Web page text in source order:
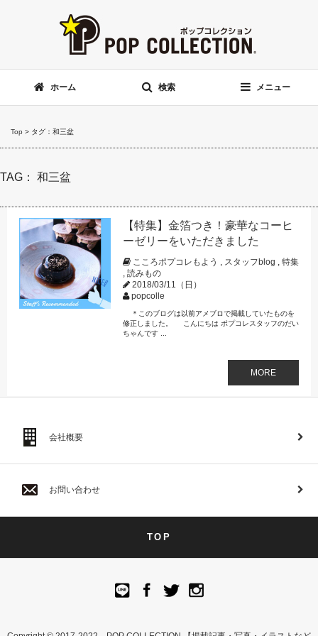
ホーム 検索 メニュー
Top > タグ：和三盆
TAG： 和三盆
【特集】金箔つき！豪華なコーヒ
ーゼリーをいただきました
こころポプコレもよう , スタッフblog , 特集
, 読みもの
2018/03/11（日）
popcolle
＊このブログは以前アメブロで掲載していたものを
修正しました。 こんにちは ポプコレスタッフのだい
ちゃんです ...
MORE
会社概要
お問い合わせ
TOP